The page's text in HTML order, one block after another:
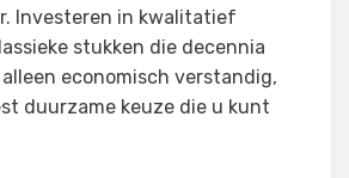
Investeren in kwalitatief
stukken die decennia
economisch verstandig,
duurzame keuze die u kunt